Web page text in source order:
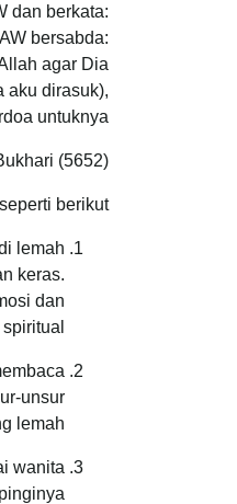
dan berkata:
bersabda:
agar Dia
aku dirasuk),
untuknya”.
(5652)
berikut:
lemah
keras.
dan
unsur
lemah.
wanita